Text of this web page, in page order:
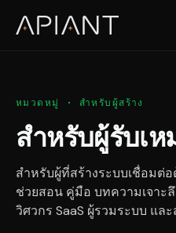
หมวดหมู่ · สำหรับผู้สร้าง
สำหรับผู้รับเห
สำหรับผู้ที่สร้างระบบเชื่อมต่
ช่วยสอน คู่มือ บทความเจาะ
วิศวกร SaaS ผู้รวมระบบ แล